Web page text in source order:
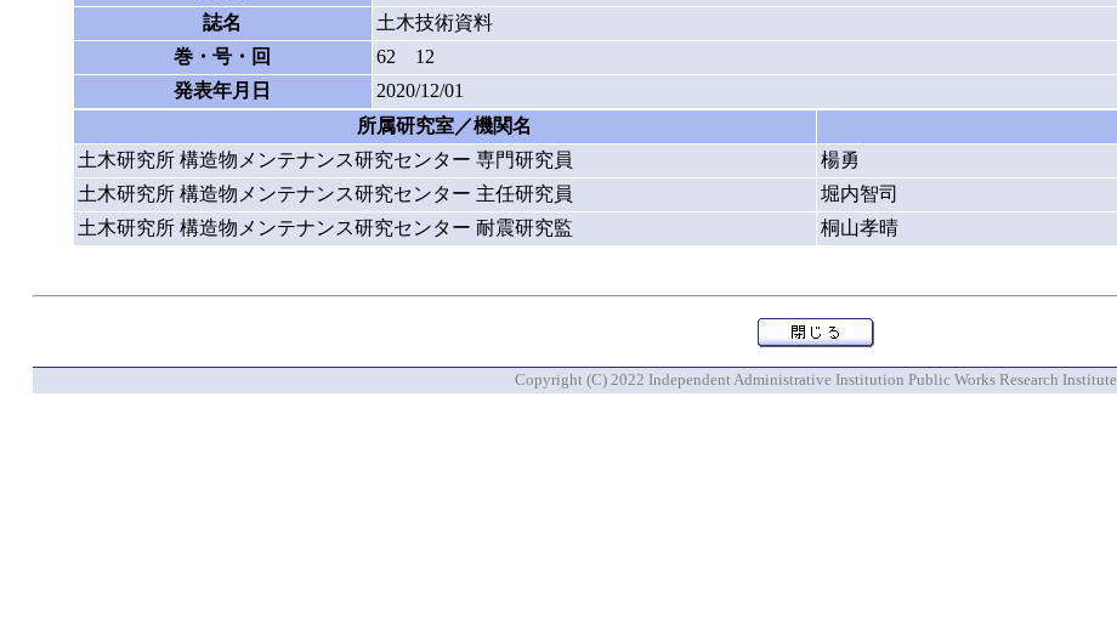
誌名
土木技術資料
巻・号・回
62 12
発表年月日
2020/12/01
所属研究室／機関名
土木研究所 構造物メンテナンス研究センター 専門研究員
楊勇
土木研究所 構造物メンテナンス研究センター 主任研究員
堀内智司
土木研究所 構造物メンテナンス研究センター 耐震研究監
桐山孝晴
Copyright (C) 2022 Independent Administrative Institution Public Works Research Institute